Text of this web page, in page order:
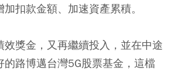
扣款金額、加速資產累積。
效獎金，又再繼續投入，並在中途
的路博邁台灣5G股票基金，這檔